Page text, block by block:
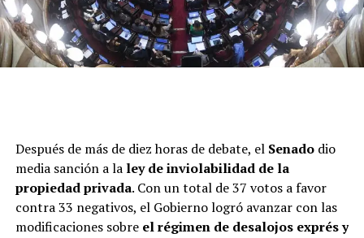
pases de factura en el Gabinete de Milei y en el interior
de la bancada de LLA, que conducePatricia Bullrich
Además, durante el debate en el recinto, el senador
libertario Joaquín Benegas Lynchapuntó contra los
“tibios del medio”, a quienes acusó de haber actuado con
Después de más de diez horas de debate, el Senado dio
media sanción a la ley de inviolabilidad de la
propiedad privada. Con un total de 37 votos a favor
contra 33 negativos, el Gobierno logró avanzar con las
modificaciones sobre el régimen de desalojos exprés y